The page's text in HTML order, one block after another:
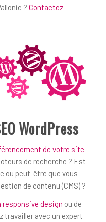
? Contactez
WordPress
de votre site
de recherche ? Est-
ou peut-être que vous
de contenu (CMS) ?
responsive design ou de
travailler avec un expert